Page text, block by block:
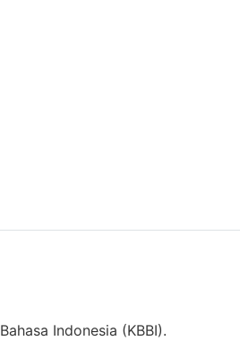
Indonesia (KBBI).